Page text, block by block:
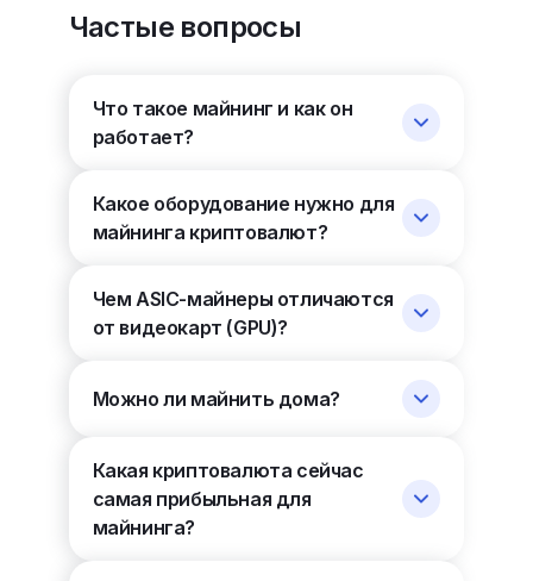
Частые вопросы
Что такое майнинг и как он
работает?
Какое оборудование нужно для
майнинга криптовалют?
Чем ASIC-майнеры отличаются
от видеокарт (GPU)?
Можно ли майнить дома?
Какая криптовалюта сейчас
самая прибыльная для
майнинга?